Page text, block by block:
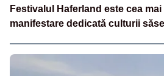
Festivalul Haferland este cea
manifestare dedicată culturii